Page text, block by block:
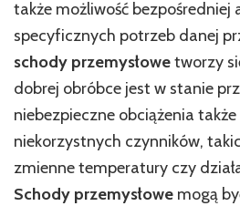
także możliwość
specyficznych potrzeb danej
schody przemysłowetworzy
dobrej obróbce jest w stanie
niebezpieczne obciążenia także
niekorzystnych czynników,
zmienne temperatury czy
Schody przemysłowe mogą